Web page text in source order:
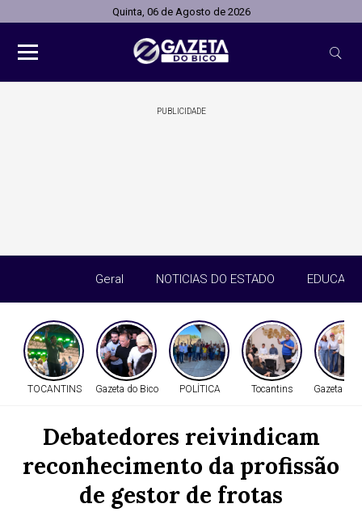
Quinta, 06 de Agosto de 2026
PUBLICIDADE
Geral NOTICIAS DO ESTADO
TOCANTINS Gazeta do Bico POLÍTICA Tocantins Gazeta do
Debatedores reivindicam
reconhecimento da profissão
de gestor de frotas